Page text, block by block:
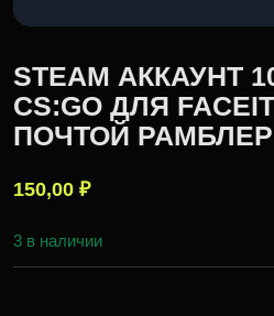
STEAM АККАУНТ
CS:GO ДЛЯ
ПОЧТОЙ РАМБЛЕР
150,00 ₽
3 в наличии